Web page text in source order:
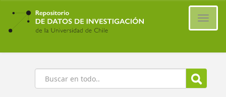
Ir
contenido
principal
Buscar